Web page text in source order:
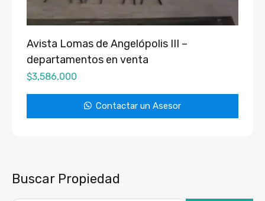
Avista Lomas de Angelópolis III –
departamentos en venta
$3,586,000
Contactar un Asesor
Buscar Propiedad